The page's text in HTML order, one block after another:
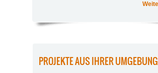
PROJEKTE AUS IHRER UMGEBUNG